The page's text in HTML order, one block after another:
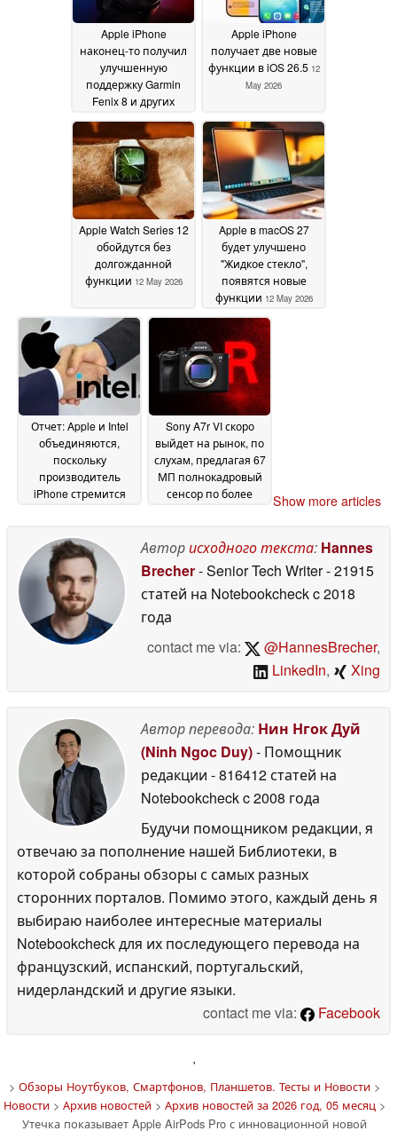
Apple iPhone
наконец-то получил
улучшенную
поддержку Garmin
Fenix 8 и других
12 May
2026
Apple iPhone
получает две новые
функции в iOS 26.5 12
May 2026
Apple Watch Series 12
обойдутся без
долгожданной
функции 12 May 2026
Apple в macOS 27
будет улучшено
"Жидкое стекло",
появятся новые
функции 12 May 2026
Отчет: Apple и Intel
объединяются,
поскольку
производитель
iPhone стремится
производству чипов
09 May 2026
Sony A7r VI скоро
выйдет на рынок, по
слухам, предлагая 67
МП полнокадровый
сенсор по более
Show more articles
Авторисходного текста: Hannes
Brecher- Senior Tech Writer- 21915
статей на Notebookcheckc 2018
года
contact me via:
@HannesBrecher,
LinkedIn, Xing
Автор перевода: Нин Нгок Дуй
(Ninh Ngoc Duy)- Помощник
редакции - 816412 статей на
Notebookcheckc 2008 года
Будучи помощником редакции, я
отвечаю за пополнение нашей Библиотеки, в
которой собраны обзоры с самых разных
сторонних порталов. Помимо этого, каждый день я
выбираю наиболее интересные материалы
Notebookcheck для их последующего перевода на
французский, испанский, португальский,
нидерландский и другие языки.
contact me via:
Facebook
'
> Обзоры Ноутбуков, Смартфонов, Планшетов. Тесты и Новости>
Новости> Архив новостей> Архив новостей за 2026 год, 05 месяц>
Утечка показывает Apple AirPods Pro с инновационной новой